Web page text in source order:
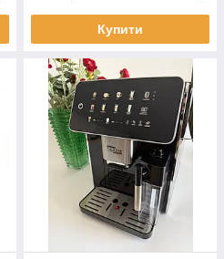
Купити